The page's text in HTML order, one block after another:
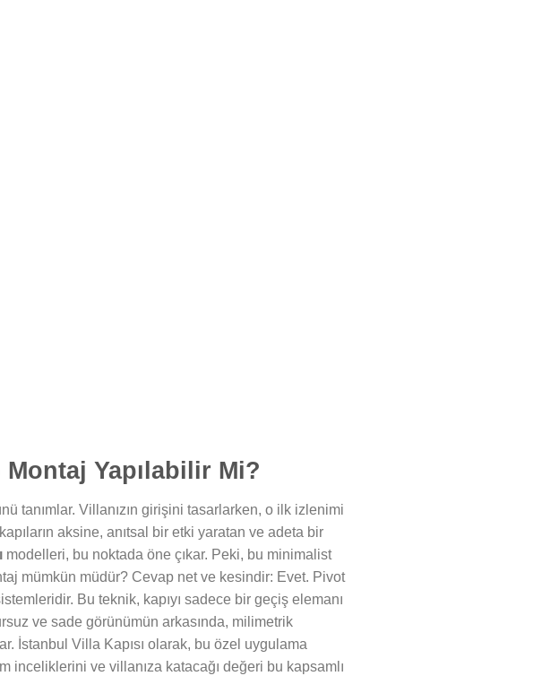
Montaj Yapılabilir Mi?
tanımlar. Villanızın girişini tasarlarken, o ilk izlenimi
aksine, anıtsal bir etki yaratan ve adeta bir
modelleri, bu noktada öne çıkar. Peki, bu minimalist
mümkün müdür? Cevap net ve kesindir: Evet. Pivot
Bu teknik, kapıyı sadece bir geçiş elemanı
ve sade görünümün arkasında, milimetrik
İstanbul Villa Kapısı olarak, bu özel uygulama
inceliklerini ve villanıza katacağı değeri bu kapsamlı